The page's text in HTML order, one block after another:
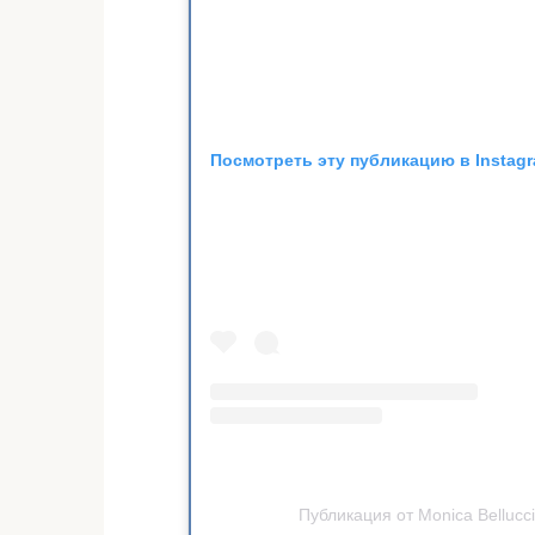
Посмотреть эту публикацию в
Публикация от Monica